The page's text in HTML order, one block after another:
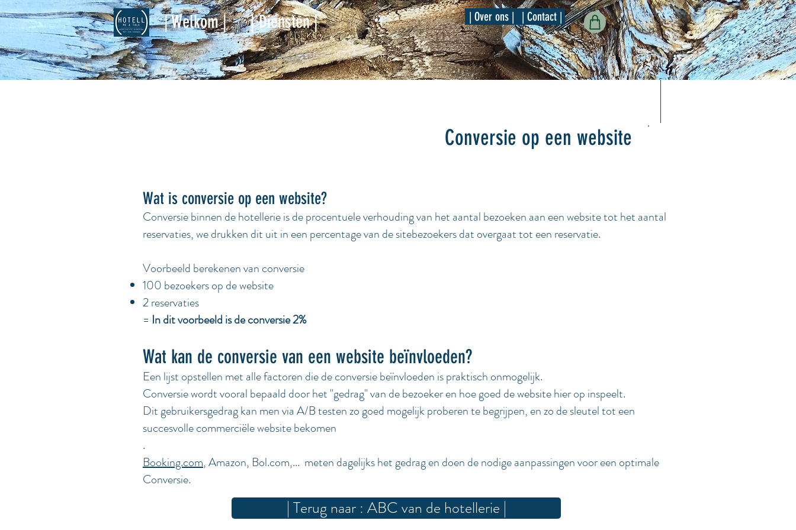
| Welkom | | Diensten | | Over ons | | Contact |
Conversie op een website
Wat is conversie op een website?
Conversie binnen de hotellerie is de procentuele verhouding van het aantal bezoeken aan een website tot het aantal
reservaties, we drukken dit uit in een percentage van de sitebezoekers dat overgaat tot een reservatie.
Voorbeeld berekenen van conversie
100 bezoekers op de website
2 reservaties
= In dit voorbeeld is de conversie 2%
Wat kan de conversie van een website beïnvloeden?
Een lijst opstellen met alle factoren die de conversie beïnvloeden is praktisch onmogelijk.
Conversie wordt vooral bepaald door het "gedrag" van de bezoeker en hoegoed de website hier op inspeelt.
Dit gebruikersgedrag kan men via A/B testen zo goed mogelijk proberen te begrijpen, en zo de sleutel tot een
succesvolle commerciële website bekomen
.
Booking.com, Amazon, Bol.com,... meten dagelijks het gedrag en doen de nodige aanpassingen voor een optimale
Conversie.
| Terug naar : ABC van de hotellerie |